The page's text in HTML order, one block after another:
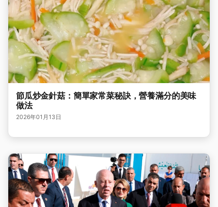
節瓜炒金針菇：簡單家常菜秘訣，營養滿分的美味
做法
2026年01月13日